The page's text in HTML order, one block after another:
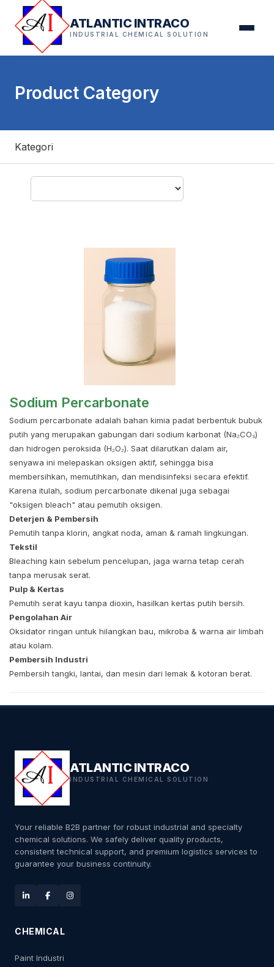
ATLANTIC INTRACO
INDUSTRIAL CHEMICAL SOLUTION
Product Category
Kategori
Sodium Percarbonate
Sodium percarbonate adalah bahan kimia padat berbentuk bubuk
putih yang merupakan gabungan dari sodium karbonat (Na₂CO₃)
dan hidrogen peroksida (H₂O₂). Saat dilarutkan dalam air,
senyawa ini melepaskan oksigen aktif, sehingga bisa
membersihkan, memutihkan, dan mendisinfeksi secara efektif.
Karena itulah, sodium percarbonate dikenal juga sebagai
"oksigen bleach" atau pemutih oksigen.
Deterjen & Pembersih
Pemutih tanpa klorin, angkat noda, aman & ramah lingkungan.
Tekstil
Bleaching kain sebelum pencelupan, jaga warna tetap cerah
tanpa merusak serat.
Pulp & Kertas
Pemutih serat kayu tanpa dioxin, hasilkan kertas putih bersih.
Pengolahan Air
Oksidator ringan untuk hilangkan bau, mikroba & warna air limbah
atau kolam.
Pembersih Industri
Pembersih tangki, lantai, dan mesin dari lemak & kotoran berat.
ATLANTIC INTRACO
INDUSTRIAL CHEMICAL SOLUTION
Your reliable B2B partner for robust industrial and specialty
chemical solutions. We safely deliver quality products,
consistent technical support, and premium logistics services to
guarantee your business continuity.
CHEMICAL
Paint Industri